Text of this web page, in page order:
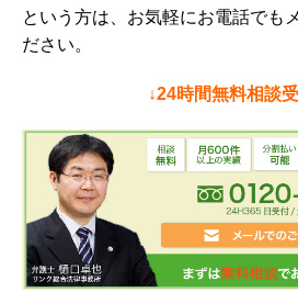
という方は、お気軽にお電話でも
ださい。
↓24時間無料相談